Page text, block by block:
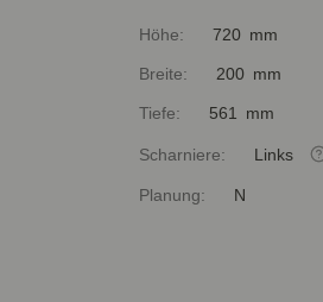
Höhe: 720 mm
Breite: 200 mm
Tiefe: 561 mm
Scharniere: Links
Planung: N